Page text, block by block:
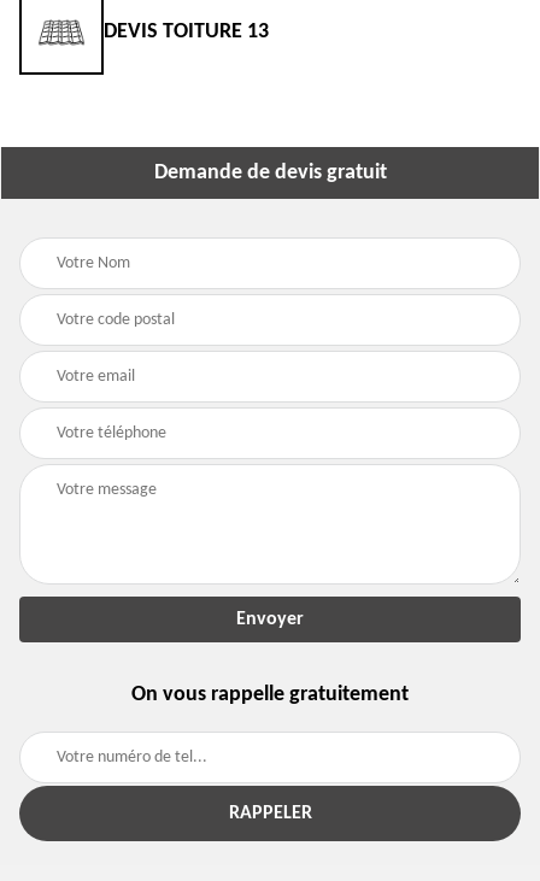
DEVIS TOITURE 13
Demande de devis gratuit
On vous rappelle gratuitement